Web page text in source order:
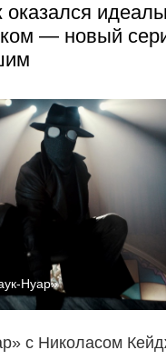
— новый
Нуар»
с Николасом